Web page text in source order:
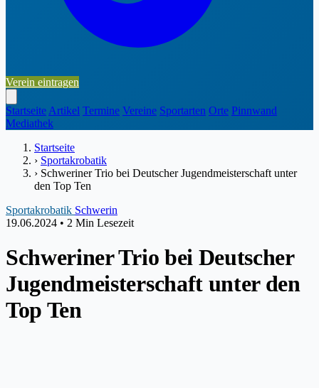
Verein eintragen
Startseite Artikel Termine Vereine Sportarten Orte Pinnwand
Mediathek
Startseite
› Sportakrobatik
› Schweriner Trio bei Deutscher Jugendmeisterschaft unter
den Top Ten
Sportakrobatik Schwerin
19.06.2024 • 2 Min Lesezeit
Schweriner Trio bei Deutscher
Jugendmeisterschaft unter den
Top Ten